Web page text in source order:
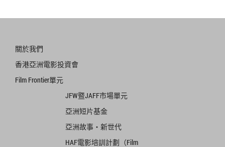
關於我們
香港亞洲電影投資會
Film Frontier單元
JFW暨JAFF市場單元
亞洲短片基金
亞洲故事‧新世代
HAF電影培訓計劃（Film